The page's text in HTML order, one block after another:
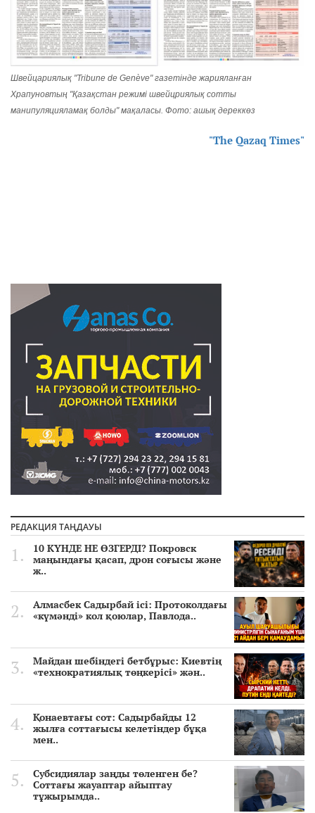
Швейцариялық "Tribune de Genève" газетінде жарияланған
Храпуновтың "Қазақстан режимі швейцриялық сотты
манипуляцияламақ болды" мақаласы. Фото: ашық дереккөз
"The Qazaq Times"
РЕДАКЦИЯ ТАҢДАУЫ
10 КҮНДЕ НЕ ӨЗГЕРДІ? Покровск
маңындағы қасап, дрон соғысы және
ж..
Алмасбек Садырбай ісі: Протоколдағы
«күмәнді» кол қоюлар, Павлода..
Майдан шебіндегі бетбұрыс: Киевтің
«технократиялық төңкерісі» жән..
Қонаевтағы сот: Садырбайды 12
жылға соттағысы келетіндер бұқа
мен..
Субсидиялар заңды төленген бе?
Соттағы жауаптар айыптау
тұжырымда..